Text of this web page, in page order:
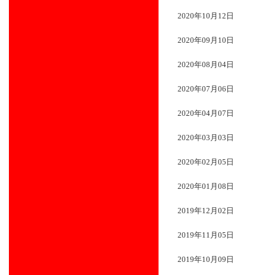
2020年10月12日
2020年09月10日
2020年08月04日
2020年07月06日
2020年04月07日
2020年03月03日
2020年02月05日
2020年01月08日
2019年12月02日
2019年11月05日
2019年10月09日